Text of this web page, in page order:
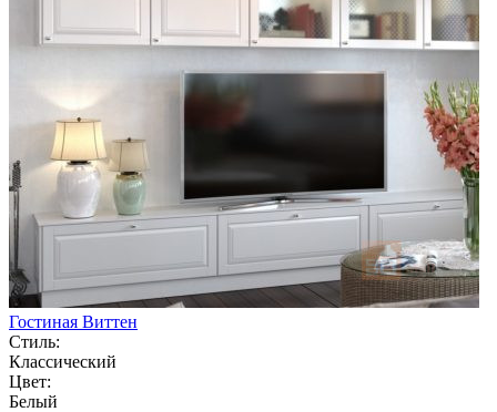
Гостиная Виттен
Стиль:
Классический
Цвет:
Белый